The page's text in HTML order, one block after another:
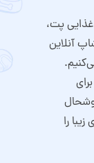
غذایی پت،
آنلاین
را